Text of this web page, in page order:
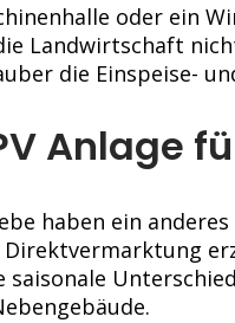
oder ein
Landwirtschaft
die Einspeise-
Anlage
haben ein
saisonale